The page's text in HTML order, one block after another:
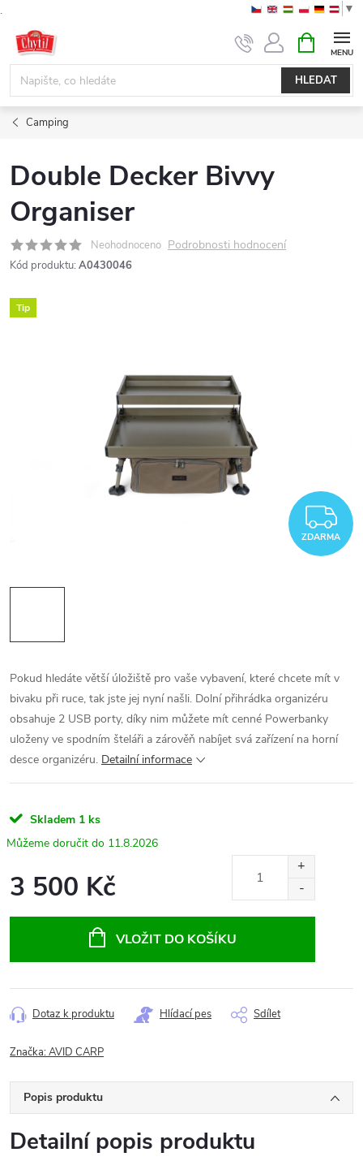
.
obsah
▼
HLEDAT
NÁKUPNÍ
KOŠÍK
Camping
Double Decker Bivvy
Organiser
Neohodnoceno Podrobnosti hodnocení
Kód produktu: A0430046
Tip
ZDARMA
Pokud hledáte větší úložiště pro vaše vybavení, které chcete mít v
bivaku při ruce, tak jste jej nyní našli. Dolní přihrádka organizéru
obsahuje 2 USB porty, díky nim můžete mít cenné Powerbanky
uloženy ve spodním šteláři a zárověň nabíjet svá zařízení na horní
desce organizéru. Detailní informace
Skladem 1 ks
11.8.2026
3 500 Kč
VLOŽIT DO KOŠÍKU
Dotaz k produktu Hlídací pes Sdílet
Značka:AVID CARP
Popis produktu
Detailní popis produktu